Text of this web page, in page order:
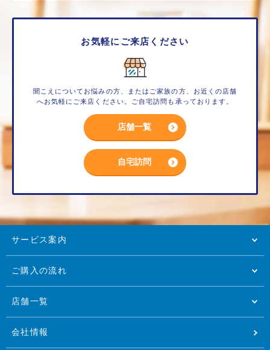
お気軽にご来店ください
聞こえについてお悩みの方、またはご家族の方、お近くの店舗
へお気軽にご来店ください。ご自宅訪問も承っております。
店舗一覧
自宅訪問
サービス案内
ご購入の流れ
店舗一覧
会社情報